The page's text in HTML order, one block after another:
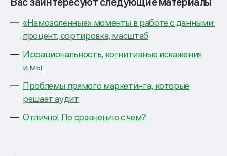
«Намозоленные» моменты в работе с данными:
процент, сортировка, масштаб
Иррациональность, когнитивные искажения
и мы
Проблемы прямого маркетинга, которые
решает аудит
Отлично! По сравнению с чем?